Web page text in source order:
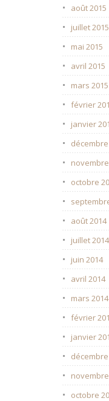
août 2015
juillet 2015
mai 2015
avril 2015
mars 2015
février
janvier
octobre
août 2014
juillet 2014
juin 2014
avril 2014
mars 2014
février
janvier
décembre
octobre